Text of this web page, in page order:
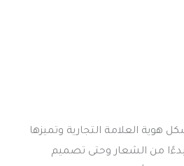
هوية العلامة التجارية وتميزها
بدءًا من الشعار وحتى تصميم